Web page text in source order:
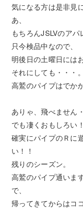
気になる方は是非見
あ、
もちろんJSLVのアパ
只今検品中なので、
明後日の土曜日には
それにしても・・・。
高鷲のパイプはでか
ありゃ、飛べません・
でも凄くおもしろい！
確実にパイプのＲに
い！！
残りのシーズン。
高鷲のパイプ通います
で、
帰ってきてからはコ